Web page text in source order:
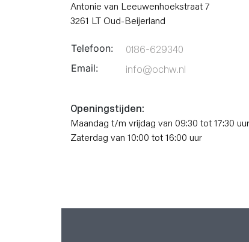
Antonie van Leeuwenhoekstraat 7
3261 LT Oud-Beijerland
Telefoon: 0186-629340
Email: info@ochw.nl
Openingstijden:
Maandag t/m vrijdag van 09:30 tot 17:30 uur
Zaterdag van 10:00 tot 16:00 uur